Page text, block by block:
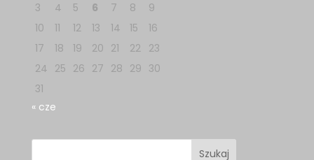
3
4 5 6 7 8
9
10
11 12 13 14 15
16
17
18 19 20 21 22
23
24 25 26 27 28 29 30
31
« cze